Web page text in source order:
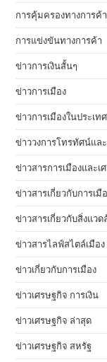
การคุ้มครองทางการค้า
การแข่งขันทางการค้า
ข่าวการเงินสั้นๆ
ข่าวการเมือง
ข่าวการเมืองในประเทศ
ข่าววงการโทรทัศน์แล
ข่าวสารการเมืองและเ
ข่าวสารเกี่ยวกับการเมื
ข่าวสารเกี่ยวกับสิ่งแวด
ข่าวสารไลฟ์สไตล์เมือง
ข่าวเกี่ยวกับการเมือง
ข่าวเศรษฐกิจ การเงิน
ข่าวเศรษฐกิจ ล่าสุด
ข่าวเศรษฐกิจ สหรัฐ